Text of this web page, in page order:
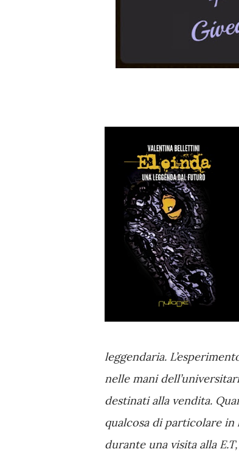
leggendaria.
nelle mani
destinati alla vendita.
qualcosa di particolare
durante una visita alla